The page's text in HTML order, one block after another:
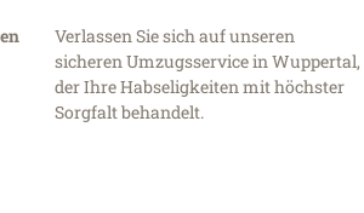
Verlassen Sie sich auf unseren
sicheren Umzugsservice in Wuppertal,
der Ihre Habseligkeiten mit höchster
Sorgfalt behandelt.